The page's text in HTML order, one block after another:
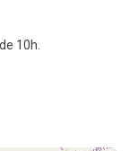
10h.